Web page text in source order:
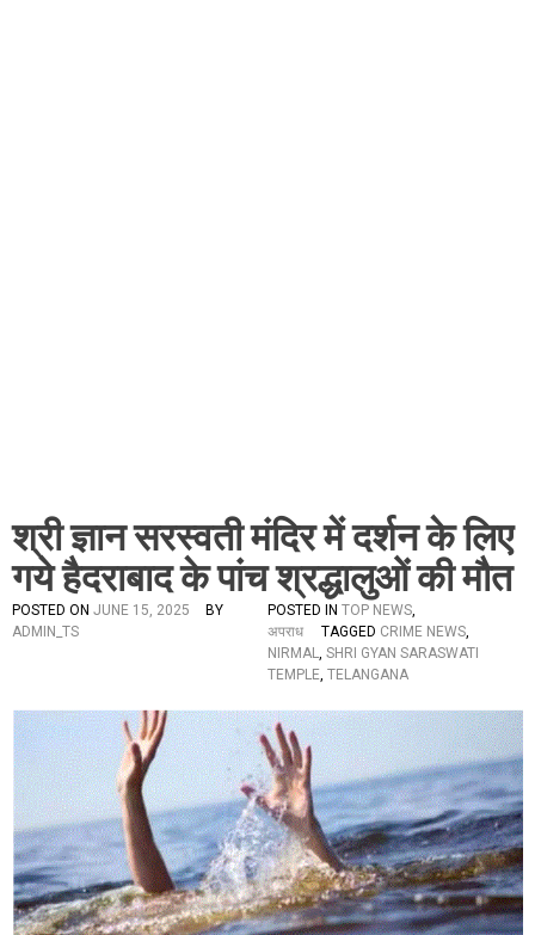
श्री ज्ञान सरस्वती मंदिर में दर्शन के लिए
गये हैदराबाद के पांच श्रद्धालुओं की मौत
POSTED ON JUNE 15, 2025
BY
ADMIN_TS
POSTED IN TOP NEWS,
अपराध
TAGGED CRIME NEWS,
NIRMAL, SHRI GYAN SARASWATI
TEMPLE, TELANGANA